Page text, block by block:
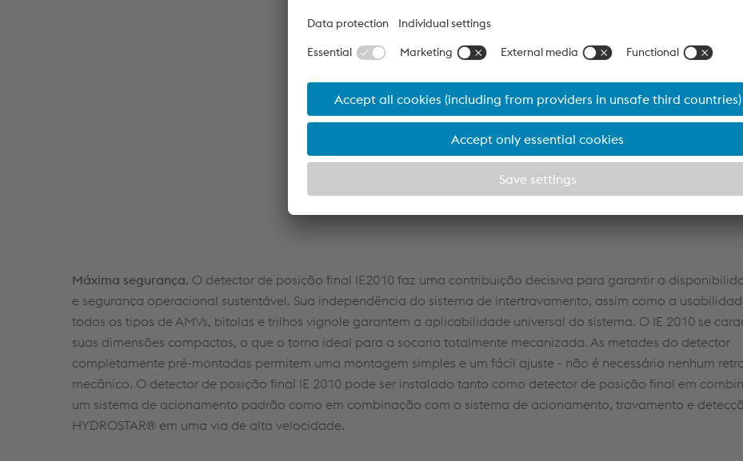
More Info & Settings
Máxima segurança. O detector de posição final IE2010 faz uma contribuição decisiva para garantir a
e segurança operacional sustentável. Sua independência do sistema de intertravamento, assim como a
todos os tipos de AMVs, bitolas e trilhos vignole garantem a aplicabilidade universal do sistema. O IE 2010 se
suas dimensões compactas, o que o torna ideal para a socaria totalmente mecanizada. As metades do detector
completamente pré-montadas permitem uma montagem simples e um fácil ajuste - não é necessário nenhum
mecânico. O detector de posição final IE 2010 pode ser instalado tanto como detector de posição final em
um sistema de acionamento padrão como em combinação com o sistema de acionamento, travamento e
HYDROSTAR® em uma via de alta velocidade.